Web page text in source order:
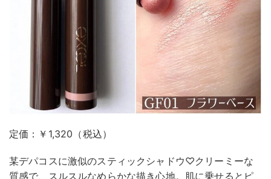
定価：￥1,320（税込）
某デパコスに激似のスティックシャドウ♡クリーミーな
質感で、スルスルなめらかな描き心地。肌に乗せるとピ